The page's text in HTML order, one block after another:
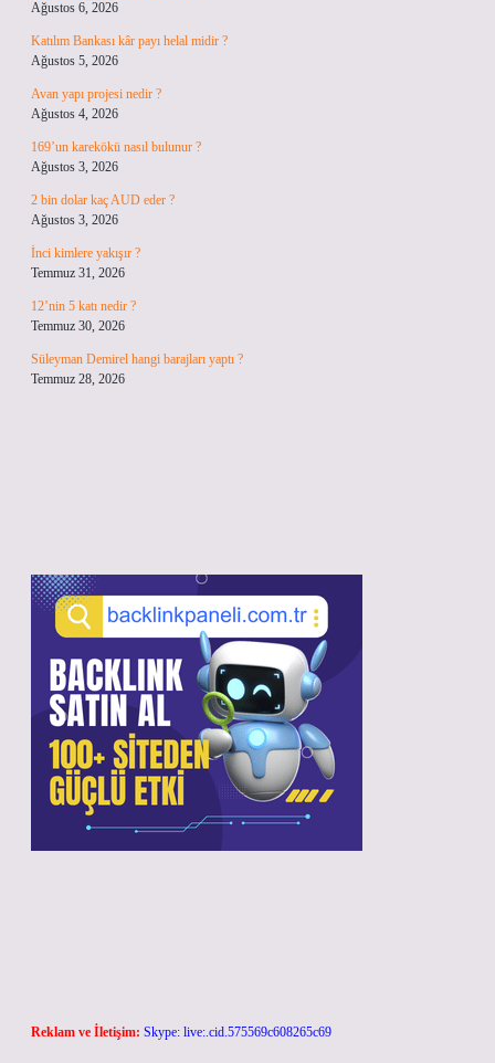
Ağustos 6, 2026
Katılım Bankası kâr payı helal midir ?
Ağustos 5, 2026
Avan yapı projesi nedir ?
Ağustos 4, 2026
169’un karekökü nasıl bulunur ?
Ağustos 3, 2026
2 bin dolar kaç AUD eder ?
Ağustos 3, 2026
İnci kimlere yakışır ?
Temmuz 31, 2026
12’nin 5 katı nedir ?
Temmuz 30, 2026
Süleyman Demirel hangi barajları yaptı ?
Temmuz 28, 2026
Reklam ve İletişim: Skype: live:.cid.575569c608265c69